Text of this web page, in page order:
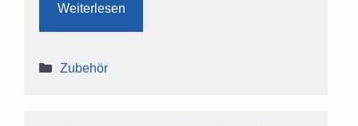
Weiterlesen
Kategorien
Zubehör